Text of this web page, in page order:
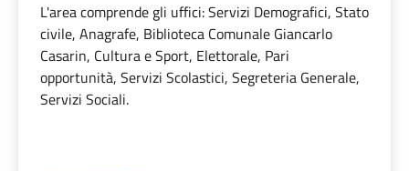
L'area comprende gli uffici: Servizi Demografici, Stato
civile, Anagrafe, Biblioteca Comunale Giancarlo
Casarin, Cultura e Sport, Elettorale, Pari
opportunità, Servizi Scolastici, Segreteria Generale,
Servizi Sociali.